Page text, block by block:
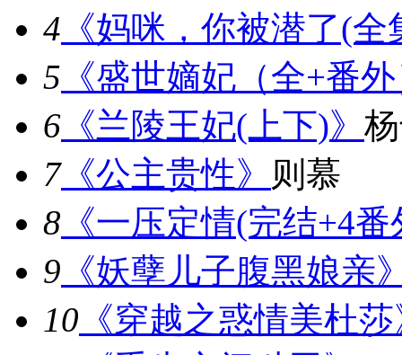
4 《妈咪，你被潜了(全
5 《盛世嫡妃（全+番
6 《兰陵王妃(上下)》
7《公主贵性》 则慕
8 《一压定情(完结+4
9 《妖孽儿子腹黑娘亲
10 《穿越之惑情美杜